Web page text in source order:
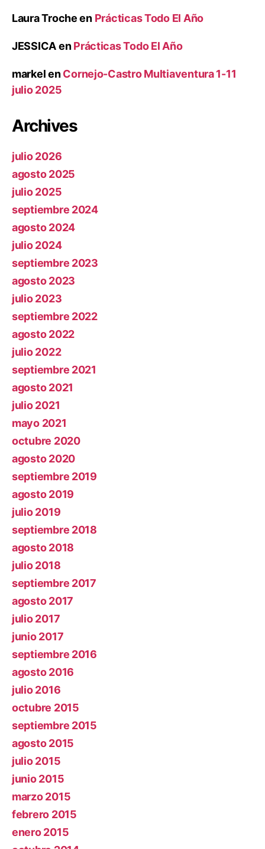
Laura Trocheen Prácticas Todo El Año
JESSICAenPrácticas Todo El Año
markelenCornejo-Castro Multiaventura 1-11
julio 2025
Archives
julio 2026
agosto 2025
julio 2025
septiembre 2024
agosto 2024
julio 2024
septiembre 2023
agosto 2023
julio 2023
septiembre 2022
agosto 2022
julio 2022
septiembre 2021
agosto 2021
julio 2021
mayo 2021
octubre 2020
agosto 2020
septiembre 2019
agosto 2019
julio 2019
septiembre 2018
agosto 2018
julio 2018
septiembre 2017
agosto 2017
julio 2017
junio 2017
septiembre 2016
agosto 2016
julio 2016
octubre 2015
septiembre 2015
agosto 2015
julio 2015
junio 2015
marzo 2015
febrero 2015
enero 2015